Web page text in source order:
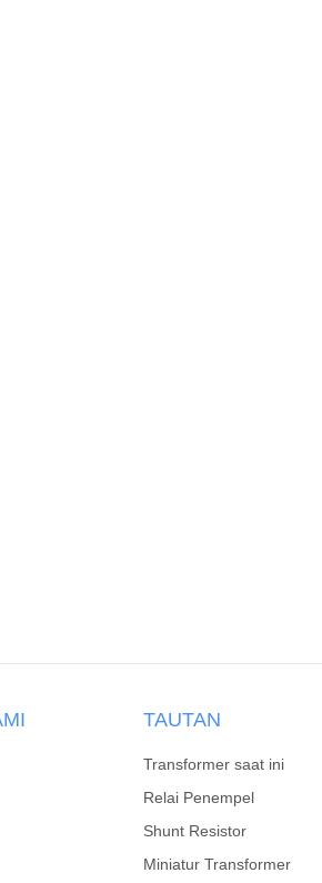
TAUTAN
Transformer saat ini
Relai Penempel
Shunt Resistor
Miniatur Transformer